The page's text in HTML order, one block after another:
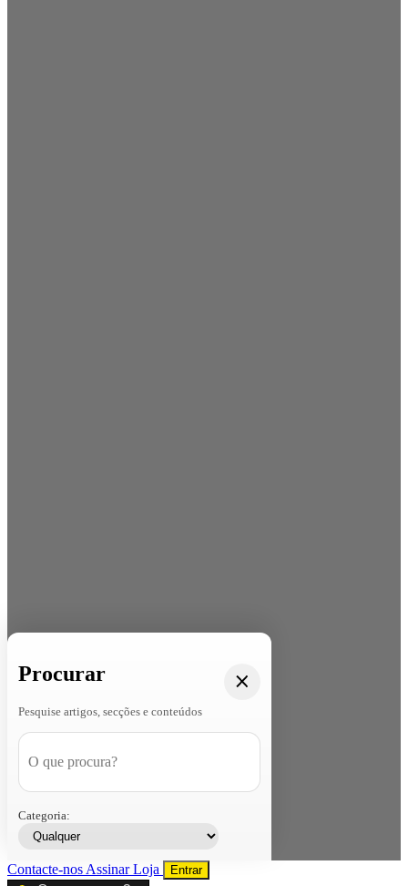
Procurar
Pesquise artigos, secções e conteúdos
Categoria:
Contacte-nos AssinarLoja Entrar